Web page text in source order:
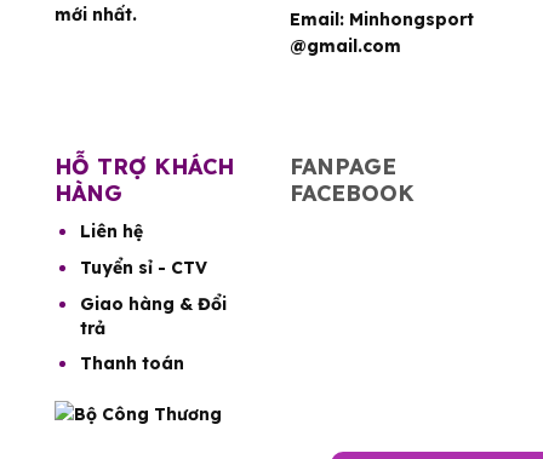
mới nhất.
Email: Minhongsport
@gmail.com
HỖ TRỢ KHÁCH
HÀNG
Liên hệ
Tuyển sỉ - CTV
Giao hàng & Đổi
trả
Thanh toán
FANPAGE
FACEBOOK